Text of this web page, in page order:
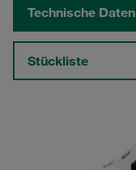
Technische Daten
Stückliste